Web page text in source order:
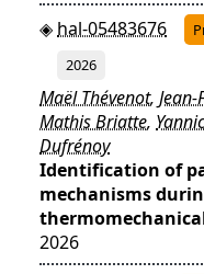
hal-05483676
2026
Maël Thévenot,
Mathis Briatte,
Dufrénoy
Identification of
mechanisms
2026